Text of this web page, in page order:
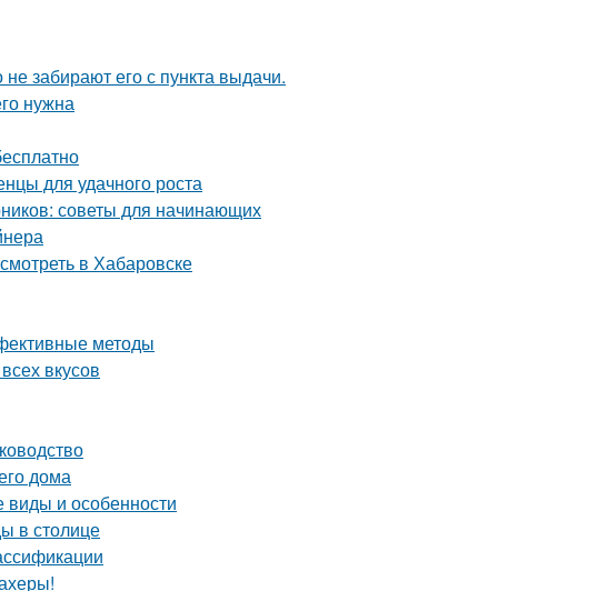
забирают его с пункта выдачи.
нужна
для удачного роста
советы для начинающих
в Хабаровске
методы
вкусов
дома
и особенности
в столице